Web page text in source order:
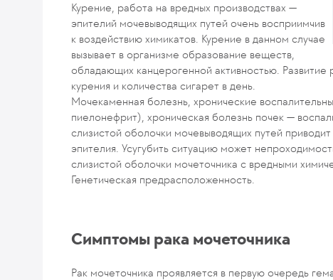
Курение, работа на вредных производствах —
эпителий мочевыводящих путей очень восприимчив
к воздействию химикатов. Курение в данном случае
вызывает в организме образование веществ,
обладающих канцерогенной активностью. Развитие
курения и количества сигарет в день.
Мочекаменная болезнь, хронические
пиелонефрит), хроническая болезнь почек —
слизистой оболочки мочевыводящих путей
эпителия. Усугубить ситуацию может
слизистой оболочки мочеточника с вредными
Генетическая предрасположенность.
Симптомы рака мочеточника
Рак мочеточника проявляется в первую очередь